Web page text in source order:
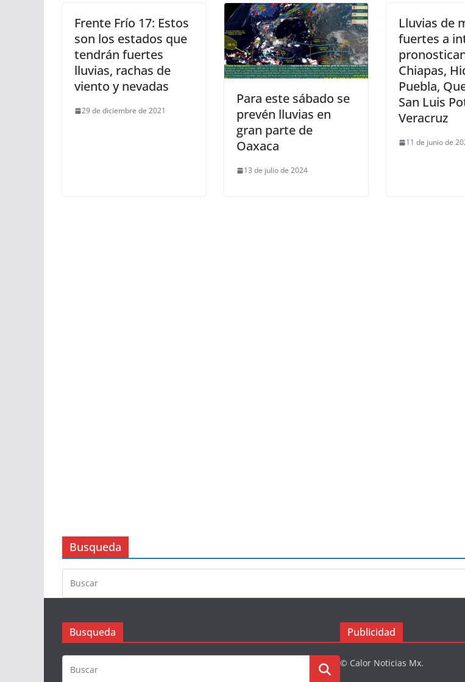
Frente Frío 17: Estos
son los estados que
tendrán fuertes
lluvias, rachas de
viento y nevadas
29 de diciembre de 2021
Para este sábado se
prevén lluvias en
gran parte de
Oaxaca
13 de julio de 2024
Lluvias de
fuertes a
Chiapas,
Puebla,
San Luis
Veracruz
11 de junio de
Busqueda
Busqueda Publicidad
© Calor Noticias Mx.